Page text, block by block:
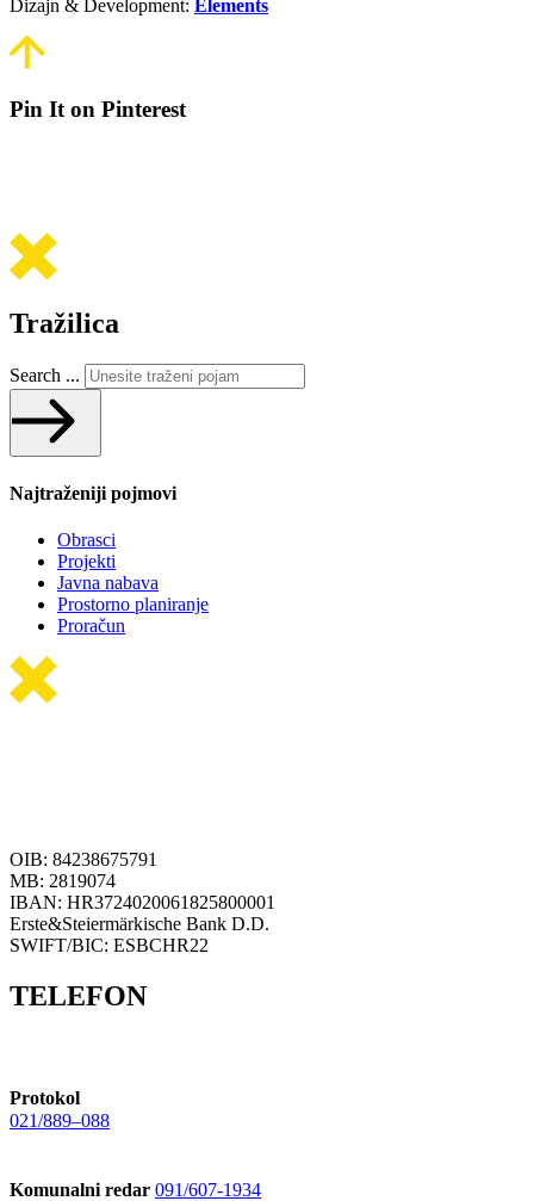
Dizajn & Development: Elements
Pin It on Pinterest
Tražilica
Search ...
Najtraženiji pojmovi
Obrasci
Projekti
Javna nabava
Prostorno planiranje
Proračun
OIB: 84238675791
MB: 2819074
IBAN: HR3724020061825800001
Erste&Steiermärkische Bank D.D.
SWIFT/BIC: ESBCHR22
TELEFON
Protokol
021/889–088
Komunalni redar 091/607-1934